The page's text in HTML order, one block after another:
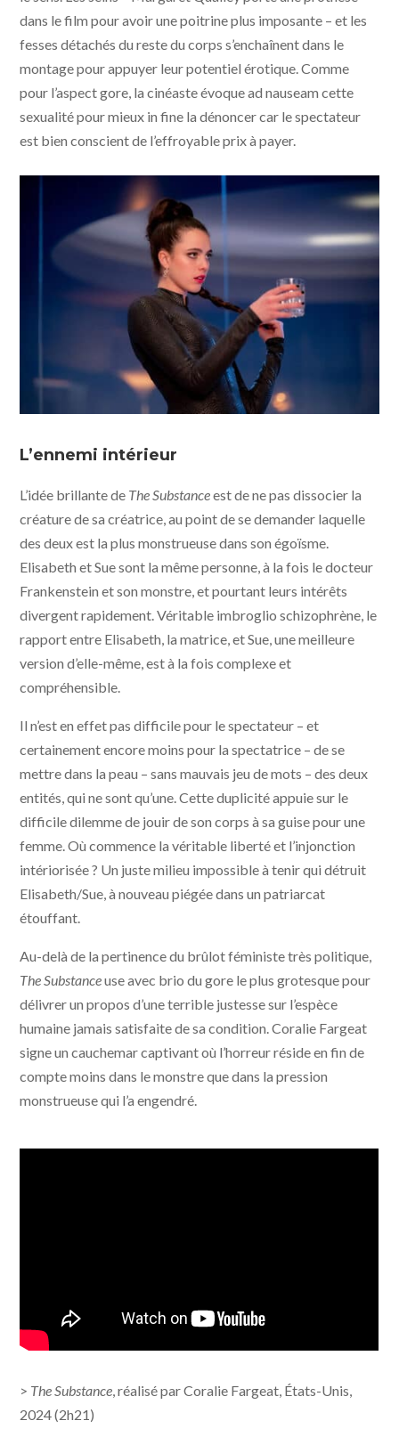
dans le film pour avoir une poitrine plus imposante – et les
fesses détachés du reste du corps s’enchaînent dans le
montage pour appuyer leur potentiel érotique. Comme
pour l’aspect gore, la cinéaste évoque ad nauseam cette
sexualité pour mieux in fine la dénoncer car le spectateur
est bien conscient de l’effroyable prix à payer.
BLACKSMITH - METROPOLITAN FILMEXPORT - MUBI
L’ennemi intérieur
L’idée brillante de The Substanceest de ne pas dissocier la
créature de sa créatrice, au point de se demander laquelle
des deux est la plus monstrueuse dans son égoïsme.
Elisabeth et Sue sont la même personne, à la fois le docteur
Frankenstein et son monstre, et pourtant leurs intérêts
divergent rapidement. Véritable imbroglio schizophrène, le
rapport entre Elisabeth, la matrice, et Sue, une meilleure
version d’elle-même, est à la fois complexe et
compréhensible.
Il n’est en effet pas difficile pour le spectateur – et
certainement encore moins pour la spectatrice – de se
mettre dans la peau – sans mauvais jeu de mots – des deux
entités, qui ne sont qu’une. Cette duplicité appuie sur le
difficile dilemme de jouir de son corps à sa guise pour une
femme. Où commence la véritable liberté et l’injonction
intériorisée ? Un juste milieu impossible à tenir qui détruit
Elisabeth/Sue, à nouveau piégée dans un patriarcat
étouffant.
Au-delà de la pertinence du brûlot féministe très politique,
The Substanceuse avec brio du gore le plus grotesque pour
délivrer un propos d’une terrible justesse sur l’espèce
humaine jamais satisfaite de sa condition. Coralie Fargeat
signe un cauchemar captivant où l’horreur réside en fin de
compte moins dans le monstre que dans la pression
monstrueuse qui l’a engendré.
> The Substance , réalisé par Coralie Fargeat, États-Unis,
2024 (2h21)